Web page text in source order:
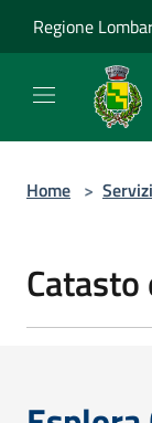
Regione
Home > Servizi